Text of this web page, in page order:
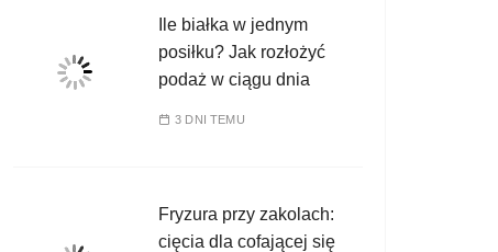
Ile białka w jednym
posiłku? Jak rozłożyć
podaż w ciągu dnia
3 DNI TEMU
Fryzura przy zakolach:
cięcia dla cofającej się